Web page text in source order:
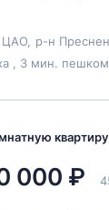
ЦАО р-н
, 3 мин. пешком
квартиру
000 ₽